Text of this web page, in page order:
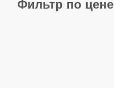
Фильтр по цене